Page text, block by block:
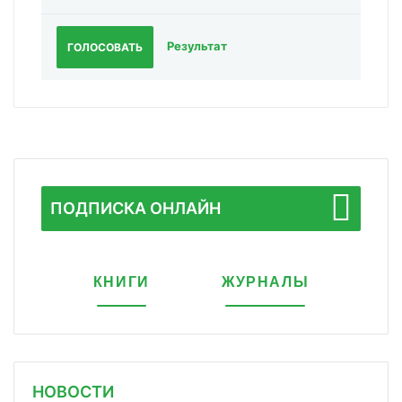
ГОЛОСОВАТЬ Результат
ПОДПИСКА ОНЛАЙН
КНИГИ ЖУРНАЛЫ
НОВОСТИ